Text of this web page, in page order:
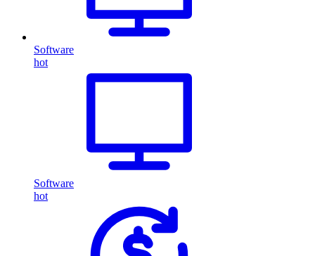
Software
hot
Software
hot